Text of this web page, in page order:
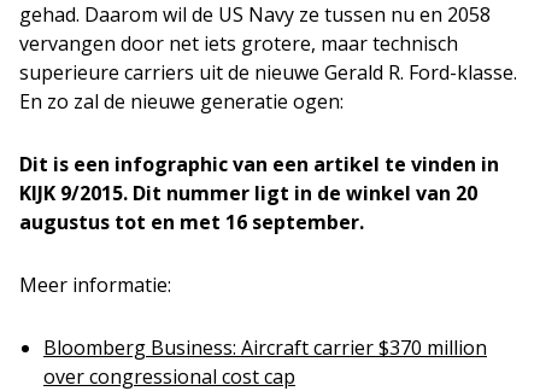
gehad. Daarom wil de US Navy ze tussen nu en 2058
vervangen door net iets grotere, maar technisch
superieure carriers uit de nieuwe Gerald R. Ford-klasse.
En zo zal de nieuwe generatie ogen:
Dit is een infographic van een artikel te vinden in
KIJK 9/2015. Dit nummer ligt in de winkel van 20
augustus tot en met 16 september.
Meer informatie:
Bloomberg Business: Aircraft carrier $370 million
over congressional cost cap